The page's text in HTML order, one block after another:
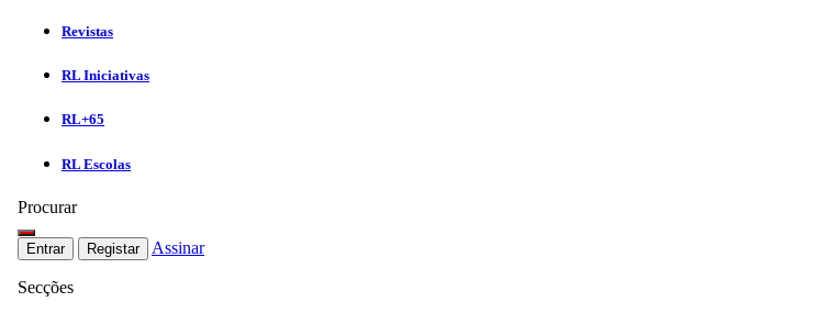
Revistas
RL Iniciativas
RL+65
RL Escolas
Procurar
Entrar Registar Assinar
Secções